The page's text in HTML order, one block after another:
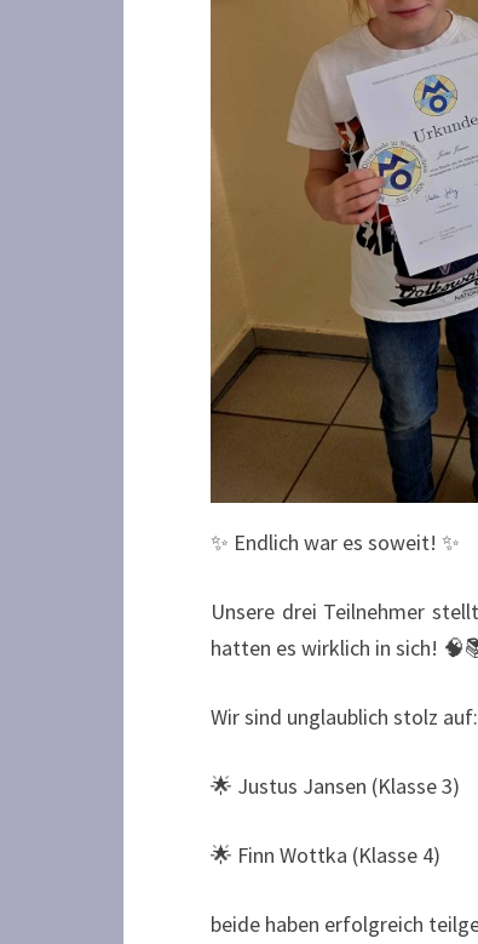
✨ Endlich war es soweit! ✨
Unsere drei Teilnehmer
hatten es wirklich in sich!
Wir sind unglaublich stolz auf:
🌟 Justus Jansen (Klasse 3)
🌟 Finn Wottka (Klasse 4)
beide haben erfolgreich